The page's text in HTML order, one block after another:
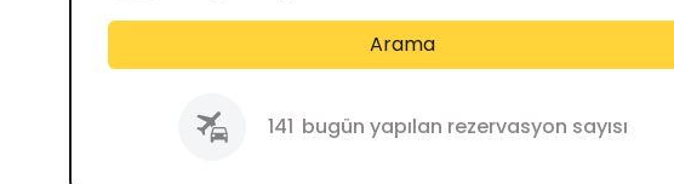
Arama
141 bugün yapılan rezervasyon sayısı